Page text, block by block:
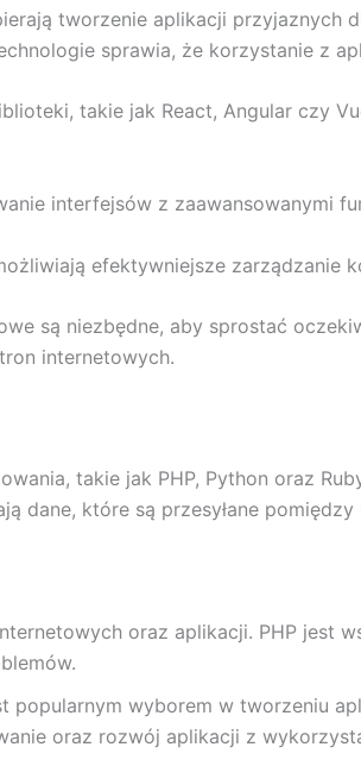
tworzenie aplikacji przyjaznych
sprawia, że korzystanie z
takie jak React, Angular czy
interfejsów z zaawansowanymi
efektywniejsze zarządzanie
są niezbędne, aby sprostać
internetowych.
takie jak PHP, Python oraz
dane, które są przesyłane
oraz aplikacji. PHP jest
wyborem w tworzeniu
oraz rozwój aplikacji z